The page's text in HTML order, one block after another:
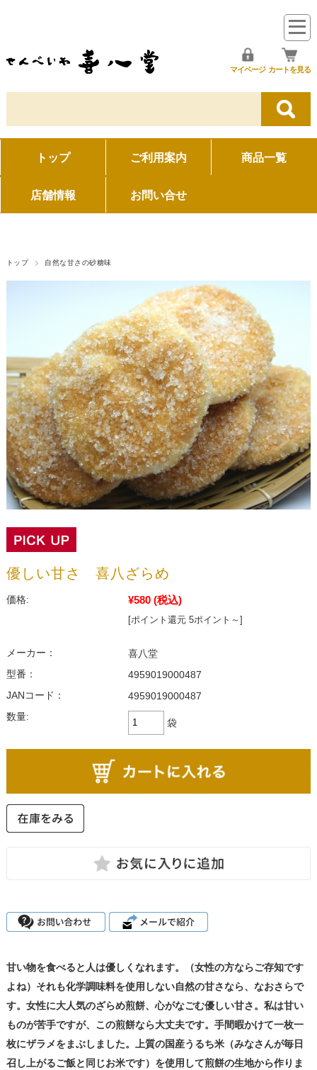
マイページ カートを見る
トップ ご利用案内 商品一覧
店舗情報 お問い合せ
トップ 自然な甘さの砂糖味
優しい甘さ 喜八ざらめ
価格: ¥580 (税込)
[ポイント還元 5ポイント～]
メーカー：
喜八堂
型番：
4959019000487
JANコード：
4959019000487
数量:
袋
甘い物を食べると人は優しくなれます。（女性の方ならご存知です
よね）それも化学調味料を使用しない自然の甘さなら、なおさらで
す。女性に大人気のざらめ煎餅、心がなごむ優しい甘さ。私は甘い
ものが苦手ですが、この煎餅なら大丈夫です。手間暇かけて一枚一
枚にザラメをまぶしました。上質の国産うるち米（みなさんが毎日
召し上がるご飯と同じお米です）を使用して煎餅の生地から作りま